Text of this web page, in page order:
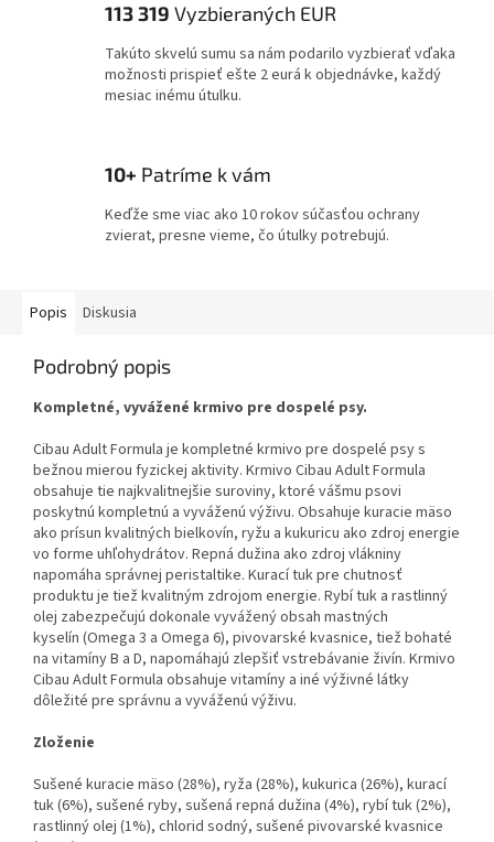
113 319 Vyzbieraných EUR
Takúto skvelú sumu sa nám podarilo vyzbierať vďaka
možnosti prispieť ešte 2 eurá k objednávke, každý
mesiac inému útulku.
10+ Patríme k vám
Keďže sme viac ako 10 rokov súčasťou ochrany
zvierat, presne vieme, čo útulky potrebujú.
Popis Diskusia
Podrobný popis
Kompletné, vyvážené krmivo pre dospelé psy.
Cibau Adult Formula je kompletné krmivo pre dospelé psy s
bežnou mierou fyzickej aktivity. Krmivo Cibau Adult Formula
obsahuje tie najkvalitnejšie suroviny, ktoré vášmu psovi
poskytnú kompletnú a vyváženú výživu. Obsahuje kuracie mäso
ako prísun kvalitných bielkovín, ryžu a kukuricu ako zdroj energie
vo forme uhľohydrátov. Repná dužina ako zdroj vlákniny
napomáha správnej peristaltike. Kuracítuk pre chutnosť
produktu je tiež kvalitným zdrojom energie. Rybí tuk a rastlinný
olej zabezpečujú dokonale vyvážený obsah mastných
kyselín (Omega 3 a Omega 6), pivovarské kvasnice, tiež bohaté
na vitamíny B a D, napomáhajú zlepšiť vstrebávanie živín. Krmivo
Cibau Adult Formula obsahuje vitamíny a iné výživné látky
dôležité pre správnu a vyváženú výživu.
Zloženie
Sušené kuracie mäso (28%), ryža (28%), kukurica (26%), kurací
tuk (6%), sušené ryby, sušená repná dužina (4%), rybí tuk (2%),
rastlinný olej (1%), chlorid sodný, sušené pivovarské kvasnice